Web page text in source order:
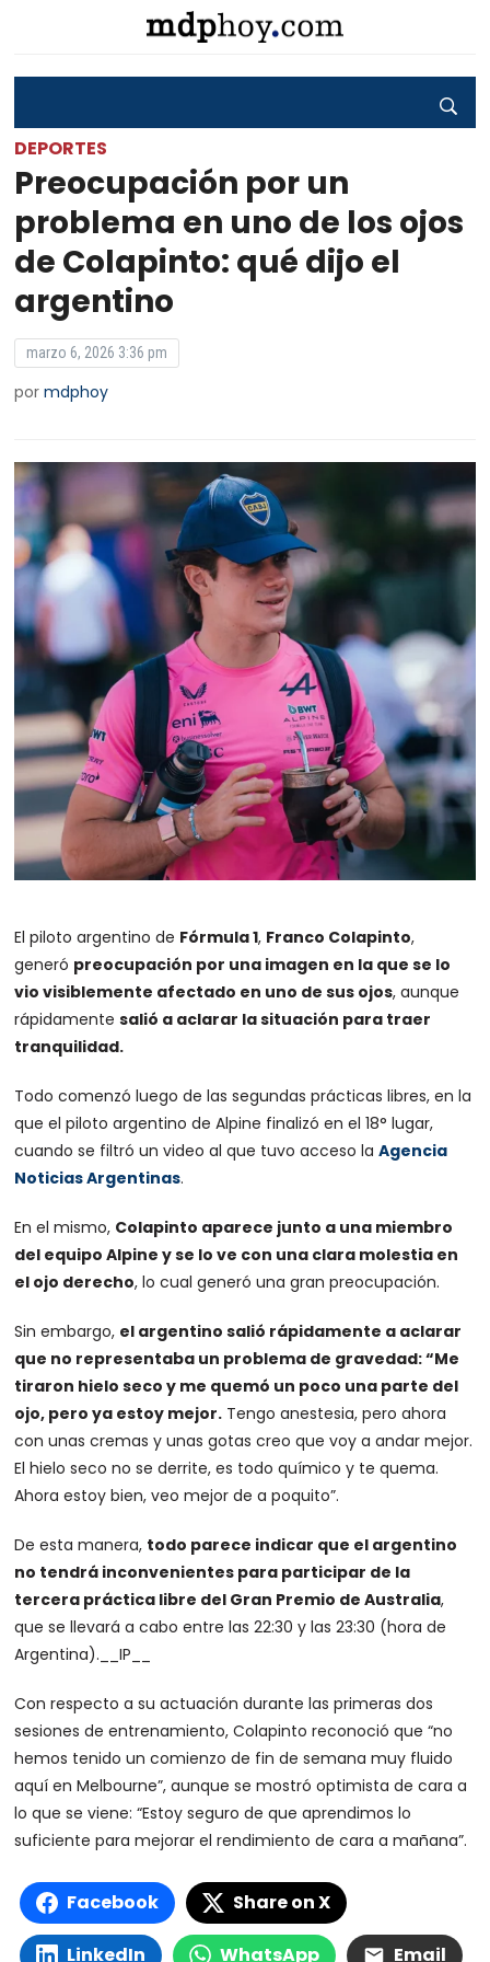
DEPORTES
Preocupación por un
problema en uno de los ojos
de Colapinto: qué dijo el
argentino
marzo 6, 2026 3:36 pm
pormdphoy
El piloto argentino de Fórmula 1, Franco Colapinto,
generó preocupación por una imagen en la que se lo
vio visiblemente afectado en uno de sus ojos, aunque
rápidamentesalió a aclarar la situación para traer
tranquilidad.
Todo comenzó luego de las segundas prácticas libres, en la
que el piloto argentino de Alpine finalizó en el 18° lugar,
cuando se filtró un video al que tuvo acceso laAgencia
Noticias Argentinas.
En el mismo, Colapinto aparece junto a una miembro
del equipo Alpine y se lo ve con una clara molestia en
el ojo derecho, lo cual generó una gran preocupación.
Sin embargo, el argentino salió rápidamente a aclarar
que no representaba un problema de gravedad: “Me
tiraron hielo seco y me quemó un poco una parte del
ojo, pero ya estoy mejor. Tengo anestesia, pero ahora
con unas cremas y unas gotas creo que voy a andar mejor.
El hielo seco no se derrite, es todo químico y te quema.
Ahora estoy bien, veo mejor de a poquito”.
De esta manera, todo parece indicar que el argentino
no tendrá inconvenientes para participar de la
tercera práctica libre del Gran Premio de Australia,
que se llevará a cabo entre las 22:30 y las 23:30 (hora de
Argentina). __IP__
Con respecto a su actuación durante las primeras dos
sesiones de entrenamiento, Colapinto reconoció que “no
hemos tenido un comienzo de fin de semana muy fluido
aquí en Melbourne”, aunque se mostró optimista de cara a
lo que se viene: “Estoy seguro de que aprendimos lo
suficiente para mejorar el rendimiento de cara a mañana”.
Facebook Share on X
LinkedIn WhatsApp Email